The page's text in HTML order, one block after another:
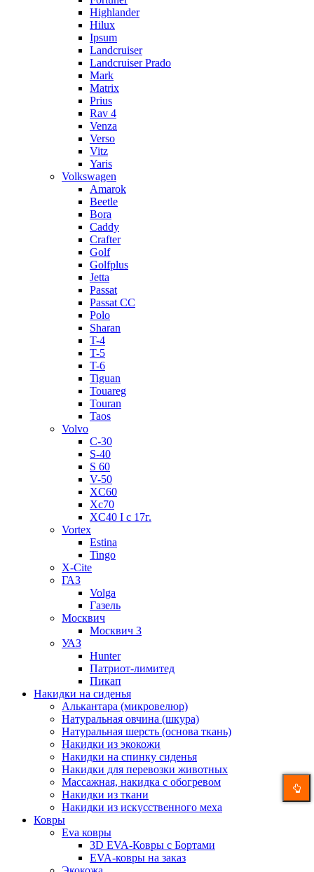
Highlander
Hilux
Ipsum
Landcruiser
Landcruiser Prado
Mark
Matrix
Prius
Rav 4
Venza
Verso
Vitz
Yaris
Volkswagen
Amarok
Beetle
Bora
Caddy
Crafter
Golf
Golfplus
Jetta
Passat
Passat CC
Polo
Sharan
T-4
T-5
T-6
Tiguan
Touareg
Touran
Taos
Volvo
C-30
S-40
S 60
V-50
XC60
Xc70
XC40 I c 17г.
Vortex
Estina
Tingo
X-Cite
ГАЗ
Volga
Газель
Москвич
Москвич 3
УАЗ
Hunter
Патриот-лимитед
Пикап
Накидки на сиденья
Алькантара (микровелюр)
Натуральная овчина (шкура)
Натуральная шерсть (основа ткань)
Накидки из экокожи
Накидки на спинку сиденья
Накидки для перевозки животных
Массажная, накидка с обогревом
Накидки из ткани
Накидки из искусственного меха
Ковры
Eva ковры
3D EVA-Ковры с Бортами
EVA-ковры на заказ